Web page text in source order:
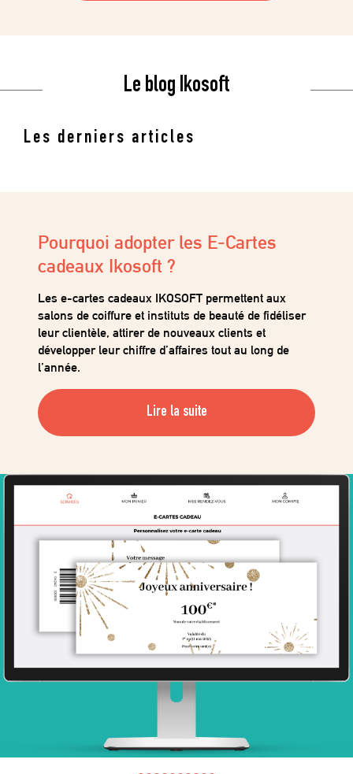
Le blog Ikosoft
Les derniers articles
Marketing 2025 : 10 dates clés
pour guider votre plan stratégique.
Afin de maximiser l’impact de vos campagnes
marketing, il est essentiel de les planifier autour
des éléments clés de l’année.